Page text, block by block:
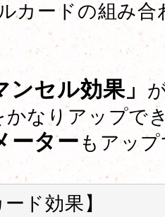
カードの組み
ンセル効果」
かなりアップで
ーター もアッ
ド効果】